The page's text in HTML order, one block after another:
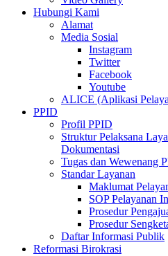
Hubungi Kami
Alamat
Media Sosial
Instagram
Twitter
Facebook
Youtube
ALICE (Aplikasi
PPID
Profil PPID
Struktur Pelaksana
Dokumentasi
Tugas dan Wewenang
Standar Layanan
Maklumat
SOP Pelayanan
Prosedur
Prosedur
Daftar Informasi Publik
Reformasi Birokrasi